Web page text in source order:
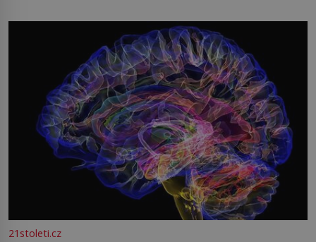
přízračná scéna znamená? Je jaro roku 1945, druhá
světová válka se chýlí ke konci. Jezero Stolpsee
21stoleti.cz